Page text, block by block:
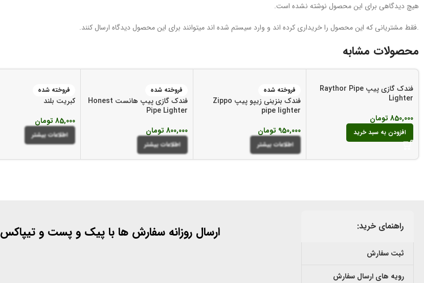
هیچ دیدگاهی برای این محصول نوشته نشده است.
.فقط مشتریانی که این محصول را خریداری کرده اند و وارد سیستم شده اند میتوانند برای این محصول دیدگاه ارسال کنند.
محصولات مشابه
فندک گازی پیپ Raythor Pipe
Lighter
850,000 تومان
افزودن به سبد خرید
فروخته شده
فندک بنزینی زیپو پیپ Zippo
pipe lighter
950,000 تومان
اطلاعات بیشتر
فروخته شده
فندک گازی پیپ هانست Honest
Pipe Lighter
800,000 تومان
اطلاعات بیشتر
فروخته شده
کبریت بلند
85,000 تومان
اطلاعات بیشتر
راهنمای خرید:
ثبت سفارش
رویه های ارسال سفارش
ارسال روزانه سفارش ها با پیک و پست و تیپاکس